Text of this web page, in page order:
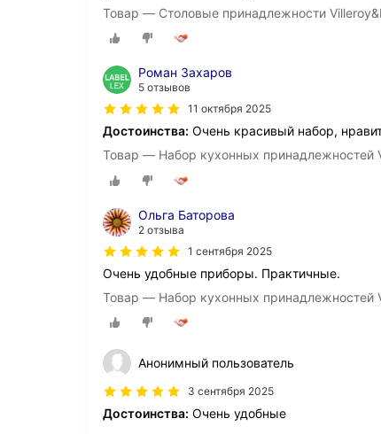
Товар — Столовые принадлежности
Роман Захаров
5 отзывов
11 октября 2025
Достоинства: Очень красивый набор,
Товар — Набор кухонных принадлежностей
Ольга Баторова
2 отзыва
1 сентября 2025
Очень удобные приборы. Практичные.
Товар — Набор кухонных принадлежностей
Анонимный пользователь
3 сентября 2025
Достоинства: Очень удобные